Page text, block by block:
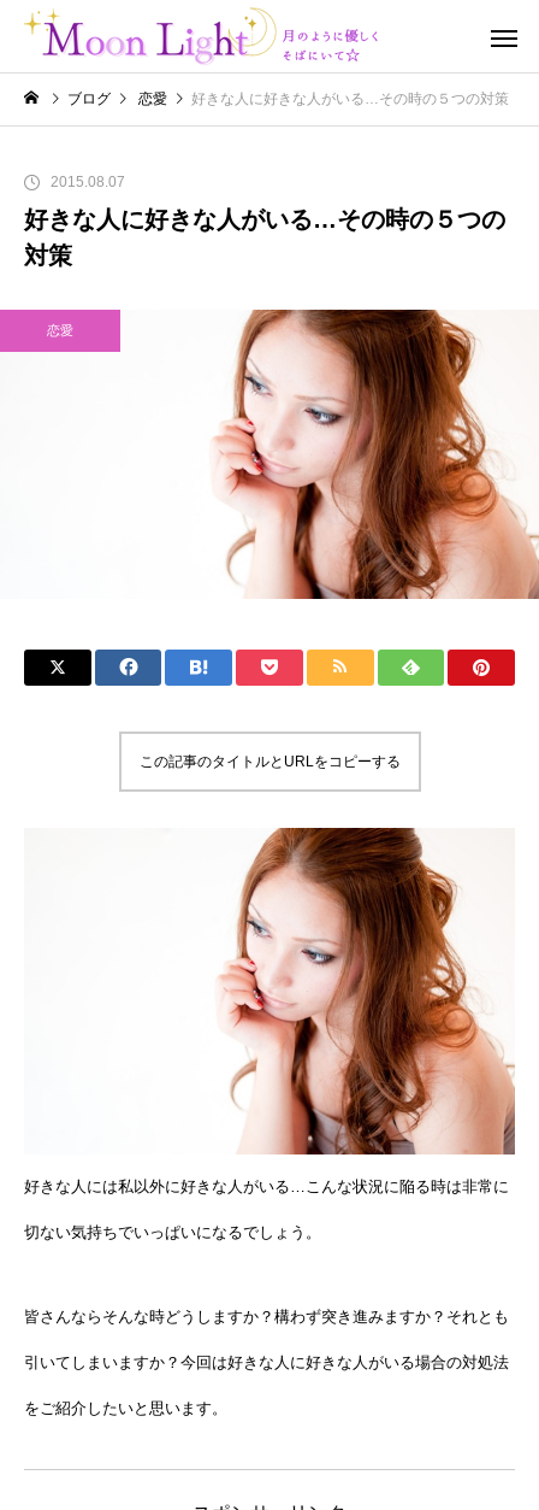
ブログ 恋愛 好きな人に好きな人がいる…その時の５つの対策
2015.08.07
好きな人に好きな人がいる…その時の５つの
対策
恋愛
この記事のタイトルとURLをコピーする
好きな人には私以外に好きな人がいる…こんな状況に陥る時は非常に
切ない気持ちでいっぱいになるでしょう。
皆さんならそんな時どうしますか？構わず突き進みますか？それとも
引いてしまいますか？ 今回は好きな人に好きな人がいる場合の対処法
をご紹介したいと思います。